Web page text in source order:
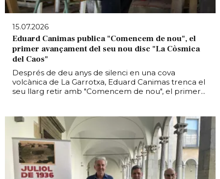
15.07.2026
Eduard Canimas publica "Comencem de nou", el
primer avançament del seu nou disc "La Còsmica
del Caos"
Després de deu anys de silenci en una cova
volcànica de La Garrotxa, Eduard Canimas trenca el
seu llarg retir amb "Comencem de nou", el primer...